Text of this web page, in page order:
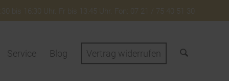
bis 16:30 Uhr. Fr bis 13:45 Uhr. Fon: 07 21 / 75 40 51 30
Service Blog Vertrag widerrufen